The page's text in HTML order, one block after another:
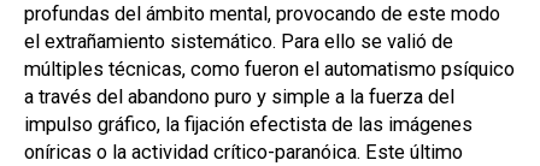
profundas del ámbito mental, provocando de este modo
el extrañamiento sistemático. Para ello se valió de
múltiples técnicas, como fueron el automatismo psíquico
a través del abandono puro y simple a la fuerza del
impulso gráfico, la fijación efectista de las imágenes
oníricas o la actividad crítico-paranóica. Este último